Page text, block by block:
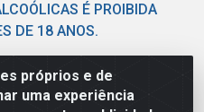
próprios e de
uma experiência
É PROIBIDA
DE 18 ANOS.
Pereira Tim - Parque de
- CEP 59146-480 - CNPJ